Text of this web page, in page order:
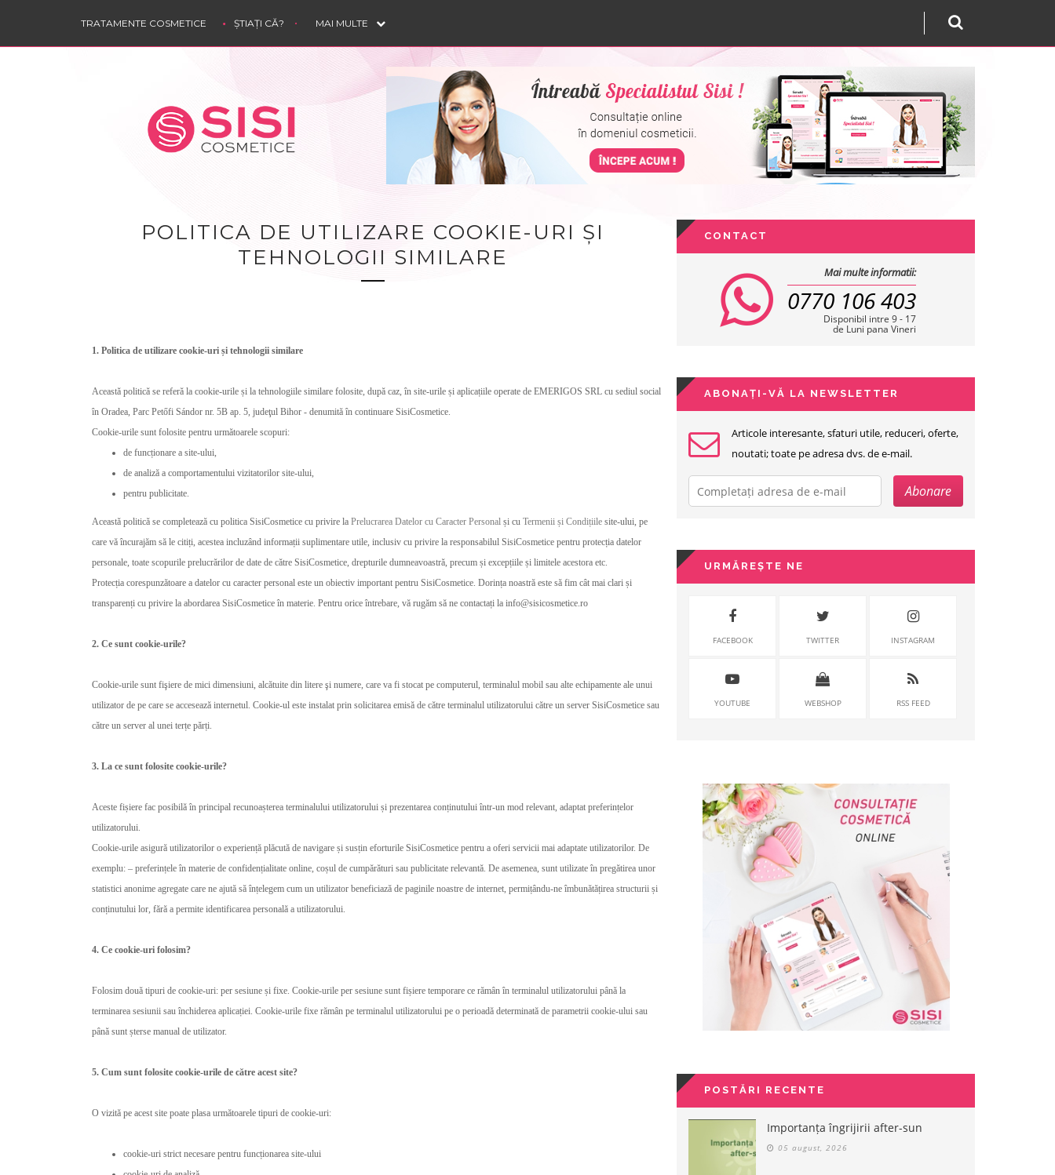
TRATAMENTE COSMETICE ȘTIAȚI CĂ? MAI MULTE
POLITICA DE UTILIZARE COOKIE-URI ȘI
TEHNOLOGII SIMILARE
1. Politica de utilizare cookie-uri și tehnologii similare
Această politică se referă la cookie-urile și la tehnologiile similare folosite, după caz, în site-urile și aplicațiile operate de EMERIGOS SRL cu sediul social
în Oradea, Parc Petőfi Sándor nr. 5B ap. 5, judeţul Bihor - denumită în continuare SisiCosmetice.
Cookie-urile sunt folosite pentru următoarele scopuri:
de funcționare a site-ului,
de analiză a comportamentului vizitatorilor site-ului,
pentru publicitate.
Această politică se completează cu politica SisiCosmetice cu privire la Prelucrarea Datelor cu Caracter Personal și cu Termenii și Condițiile site-ului, pe
care vă încurajăm să le citiți, acestea incluzând informații suplimentare utile, inclusiv cu privire la responsabilul SisiCosmetice pentru protecția datelor
personale, toate scopurile prelucrărilor de date de către SisiCosmetice, drepturile dumneavoastră, precum și excepțiile și limitele acestora etc.
Protecția corespunzătoare a datelor cu caracter personal este un obiectiv important pentru SisiCosmetice. Dorința noastră este să fim cât mai clari și
transparenți cu privire la abordarea SisiCosmetice în materie. Pentru orice întrebare, vă rugăm să ne contactați la info@sisicosmetice.ro
2. Ce sunt cookie-urile?
Cookie-urile sunt fişiere de mici dimensiuni, alcătuite din litere şi numere, care va fi stocat pe computerul, terminalul mobil sau alte echipamente ale unui
utilizator de pe care se accesează internetul. Cookie-ul este instalat prin solicitarea emisă de către terminalul utilizatorului către un server SisiCosmetice sau
către un server al unei terțe părți.
3. La ce sunt folosite cookie-urile?
Aceste fișiere fac posibilă în principal recunoașterea terminalului utilizatorului și prezentarea conținutului într-un mod relevant, adaptat preferințelor
utilizatorului.
Cookie-urile asigură utilizatorilor o experiență plăcută de navigare și susțin eforturile SisiCosmetice pentru a oferi servicii mai adaptate utilizatorilor. De
exemplu: – preferințele în materie de confidențialitate online, coșul de cumpărături sau publicitate relevantă. De asemenea, sunt utilizate în pregătirea unor
statistici anonime agregate care ne ajută să înțelegem cum un utilizator beneficiază de paginile noastre de internet, permițându-ne îmbunătățirea structurii și
conținutului lor, fără a permite identificarea personală a utilizatorului.
4. Ce cookie-uri folosim?
Folosim două tipuri de cookie-uri: per sesiune și fixe. Cookie-urile per sesiune sunt fișiere temporare ce rămân în terminalul utilizatorului până la
terminarea sesiunii sau închiderea aplicației. Cookie-urile fixe rămân pe terminalul utilizatorului pe o perioadă determinată de parametrii cookie-ului sau
până sunt șterse manual de utilizator.
5. Cum sunt folosite cookie-urile de către acest site?
O vizită pe acest site poate plasa următoarele tipuri de cookie-uri:
cookie-uri strict necesare pentru funcționarea site-ului
CONTACT
Mai multe informatii:
0770 106 403
Disponibil intre 9 - 17
de Luni pana Vineri
ABONAȚI-VĂ LA NEWSLETTER
Articole interesante, sfaturi utile, reduceri, oferte,
noutati; toate pe adresa dvs. de e-mail.
URMĂREȘTE NE
FACEBOOK TWITTER INSTAGRAM
YOUTUBE WEBSHOP RSS FEED
POSTĂRI RECENTE
Importanța îngrijirii after-sun
05 august, 2026